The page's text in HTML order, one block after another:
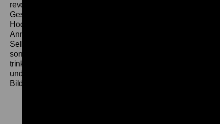
revolutionären Subjekten gibt es skurrile, kleinbürgerliche
Gestalten, die sich im bundesdeutschen Alltag zu
Hochzeiten des Eisernen Vorhangs nach sexuellen
Annäherungen sehnen, an DAG-
Selbstdarstellungsverbesserungskursen teilnehmen,
sonntags in bedrückenden Familienkonstellationen Kaffee
trinken und speisen oder die Macht der Rüstungsindustrie
und koloniale, imperialistische Phantasien des deutschen
Bildungsbürgertums repräsentieren. (bg)